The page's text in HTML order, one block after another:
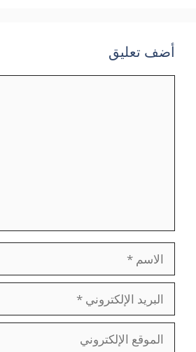
أضف تعليق
الإلكتروني
الإلكتروني